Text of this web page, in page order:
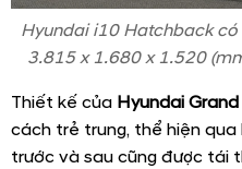
Hyundai i10 Hatchback có
3.815 x 1.680 x 1.520
Thiết kế của Hyundai
cách trẻ trung, thể hiện qua
trước và sau cũng được tái